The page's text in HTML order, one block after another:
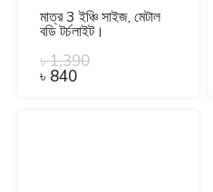
মাত্র 3 ইঞ্চি সাইজ, মেটাল
বডি টর্চলাইট।
৳1,390
৳ 840